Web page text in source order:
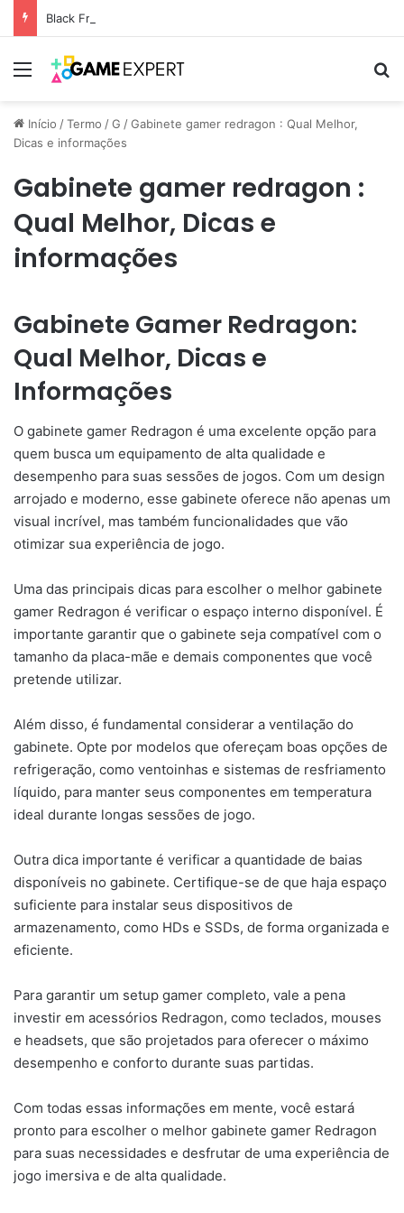
Black Friday: descontos incríveis em eletrônicos
Menu
Início /Termo /G /Gabinete gamer redragon : Qual Melhor,
Dicas e informações
Gabinete gamer redragon :
Qual Melhor, Dicas e
informações
Gabinete Gamer Redragon:
Qual Melhor, Dicas e
Informações
O gabinete gamer Redragon é uma excelente opção para
quem busca um equipamento de alta qualidade e
desempenho para suas sessões de jogos. Com um design
arrojado e moderno, esse gabinete oferece não apenas um
visual incrível, mas também funcionalidades que vão
otimizar sua experiência de jogo.
Uma das principais dicas para escolher o melhor gabinete
gamer Redragon é verificar o espaço interno disponível. É
importante garantir que o gabinete seja compatível com o
tamanho da placa-mãe e demais componentes que você
pretende utilizar.
Além disso, é fundamental considerar a ventilação do
gabinete. Opte por modelos que ofereçam boas opções de
refrigeração, como ventoinhas e sistemas de resfriamento
líquido, para manter seus componentes em temperatura
ideal durante longas sessões de jogo.
Outra dica importante é verificar a quantidade de baias
disponíveis no gabinete. Certifique-se de que haja espaço
suficiente para instalar seus dispositivos de
armazenamento, como HDs e SSDs, de forma organizada e
eficiente.
Para garantir um setup gamer completo, vale a pena
investir em acessórios Redragon, como teclados, mouses
e headsets, que são projetados para oferecer o máximo
desempenho e conforto durante suas partidas.
Com todas essas informações em mente, você estará
pronto para escolher o melhor gabinete gamer Redragon
para suas necessidades e desfrutar de uma experiência de
jogo imersiva e de alta qualidade.